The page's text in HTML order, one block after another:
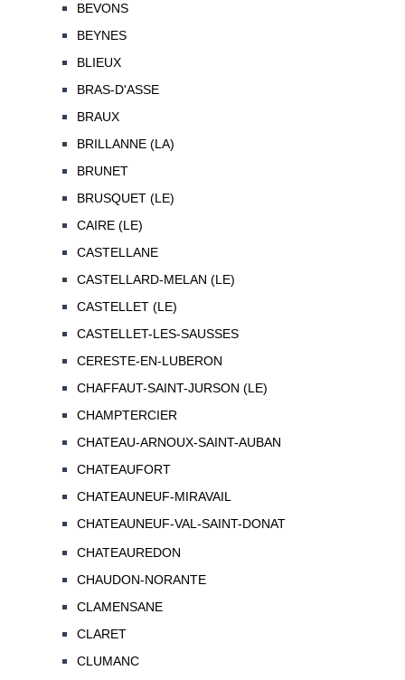
BEVONS
BEYNES
BLIEUX
BRAS-D'ASSE
BRAUX
BRILLANNE (LA)
BRUNET
BRUSQUET (LE)
CAIRE (LE)
CASTELLANE
CASTELLARD-MELAN (LE)
CASTELLET (LE)
CASTELLET-LES-SAUSSES
CERESTE-EN-LUBERON
CHAFFAUT-SAINT-JURSON (LE)
CHAMPTERCIER
CHATEAU-ARNOUX-SAINT-AUBAN
CHATEAUFORT
CHATEAUNEUF-MIRAVAIL
CHATEAUNEUF-VAL-SAINT-DONAT
CHATEAUREDON
CHAUDON-NORANTE
CLAMENSANE
CLARET
CLUMANC